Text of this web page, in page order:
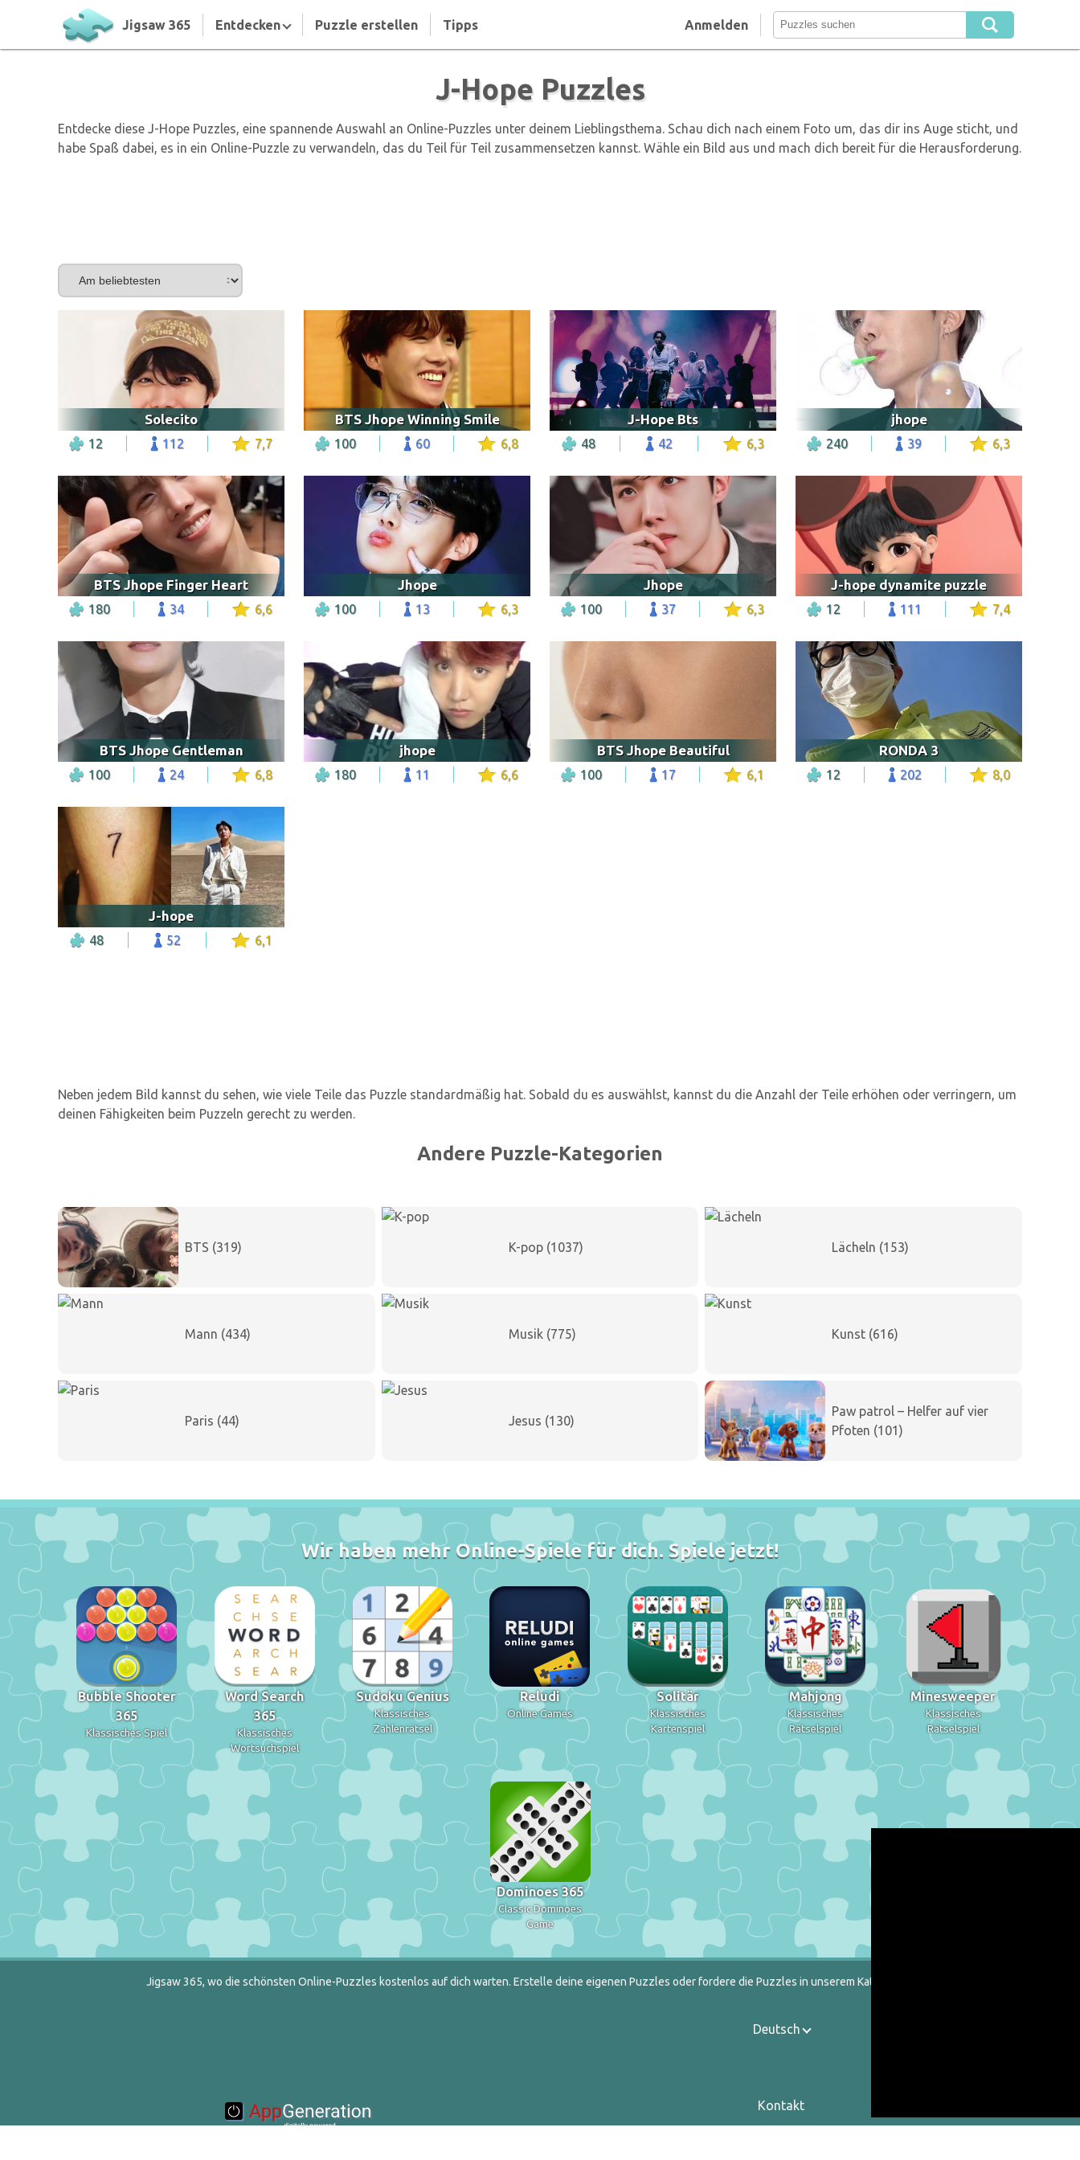
Jigsaw 365 Entdecken Puzzle erstellen Tipps Anmelden
J-Hope Puzzles
Entdecke diese J-Hope Puzzles, eine spannende Auswahl an Online-Puzzles unter deinem Lieblingsthema. Schau dich nach einem Foto um, das dir ins Auge sticht, und
habe Spaß dabei, es in ein Online-Puzzle zu verwandeln, das du Teil für Teil zusammensetzen kannst. Wähle ein Bild aus und mach dich bereit für die Herausforderung.
Solecito
12 112 7,7
BTS Jhope Winning Smile
100 60 6,8
J-Hope Bts
48 42 6,3
jhope
240 39 6,3
BTS Jhope Finger Heart
180 34 6,6
Jhope
100 13 6,3
Jhope
100 37 6,3
J-hope dynamite puzzle
12 111 7,4
BTS Jhope Gentleman
100 24 6,8
jhope
180 11 6,6
BTS Jhope Beautiful
100 17 6,1
RONDA 3
12 202 8,0
J-hope
48 52 6,1
Neben jedem Bild kannst du sehen, wie viele Teile das Puzzle standardmäßig hat. Sobald du es auswählst, kannst du die Anzahl der Teile erhöhen oder verringern, um
deinen Fähigkeiten beim Puzzeln gerecht zu werden.
Andere Puzzle-Kategorien
BTS (319) K-pop (1037) Lächeln (153)
Mann (434) Musik (775) Kunst (616)
Paris (44) Jesus (130)
Paw patrol – Helfer auf vier
Pfoten (101)
Wir haben mehr Online-Spiele für dich. Spiele jetzt!
Bubble Shooter
365
Klassisches Spiel
Word Search
365
Klassisches
Wortsuchspiel
Sudoku Genius
Klassisches
Zahlenrätsel
Reludi
Online Games
Solitär
Klassisches
Kartenspiel
Mahjong
Klassisches
Rätselspiel
Minesweeper
Klassisches
Rätselspiel
Dominoes 365
Classic Dominoes
Game
Jigsaw 365, wo die schönsten Online-Puzzles kostenlos auf dich warten. Erstelle deine eigenen Puzzles oder fordere die Puzzles in unserem Katalog heraus.
Deutsch
Kontakt